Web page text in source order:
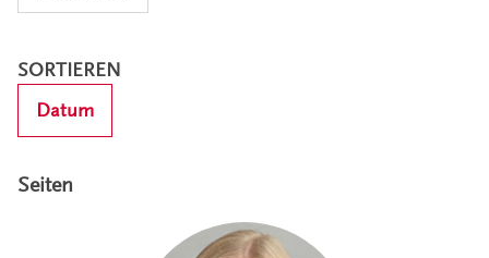
SORTIEREN
Datum
Seiten